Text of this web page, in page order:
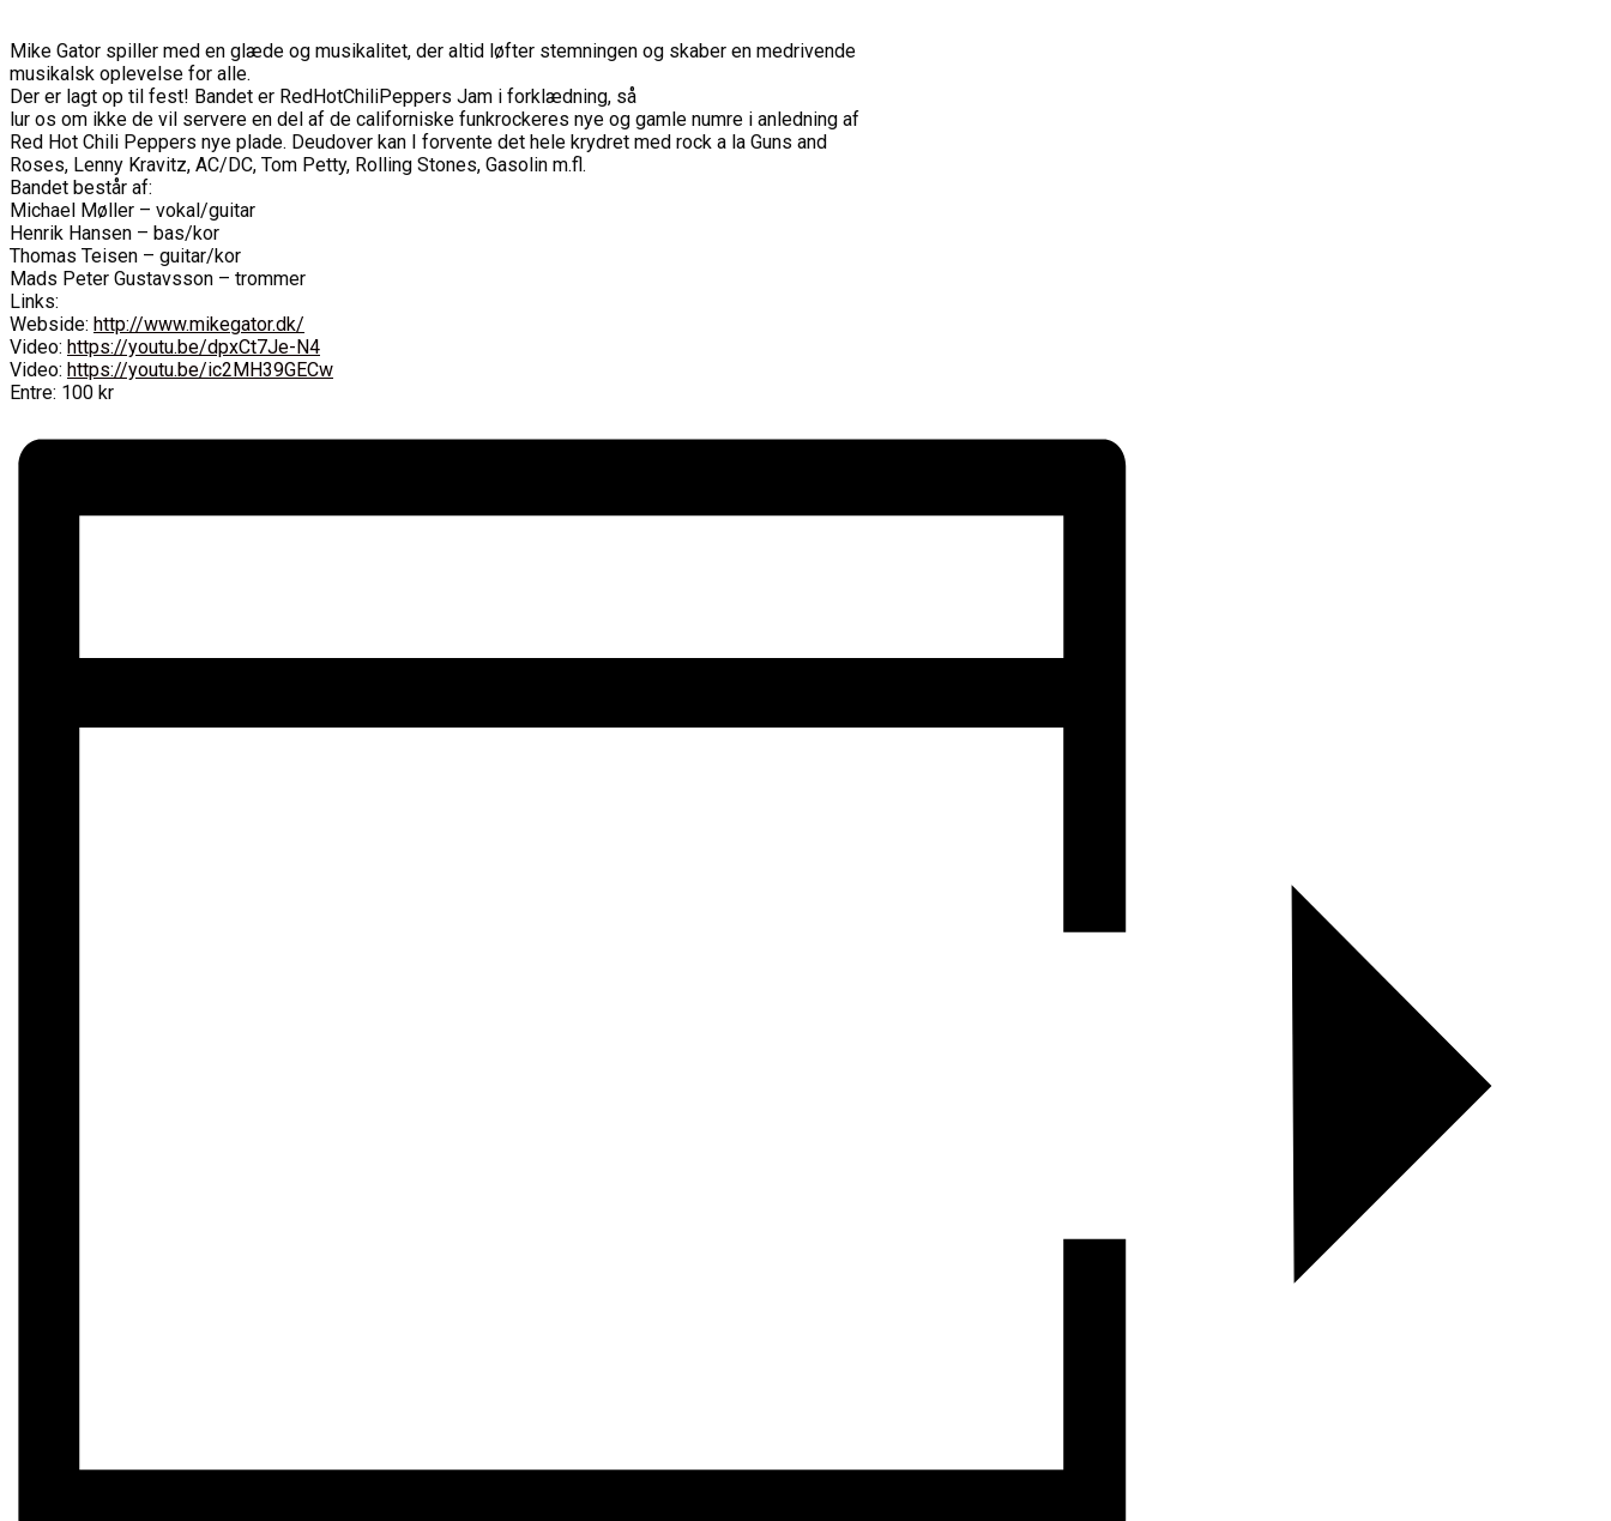
Mike Gator spiller med en glæde og musikalitet, der altid løfter stemningen og skaber en medrivende
musikalsk oplevelse for alle.
Der er lagt op til fest! Bandet er RedHotChiliPeppers Jam i forklædning, så
lur os om ikke de vil servere en del af de californiske funkrockeres nye og gamle numre i anledning af
Red Hot Chili Peppers nye plade. Deudover kan I forvente det hele krydret med rock a la Guns and
Roses, Lenny Kravitz, AC/DC, Tom Petty, Rolling Stones, Gasolin m.fl.
Bandet består af:
Michael Møller – vokal/guitar
Henrik Hansen – bas/kor
Thomas Teisen – guitar/kor
Mads Peter Gustavsson – trommer
Links:
Webside: http://www.mikegator.dk/
Video: https://youtu.be/dpxCt7Je-N4
Video: https://youtu.be/ic2MH39GECw
Entre: 100 kr